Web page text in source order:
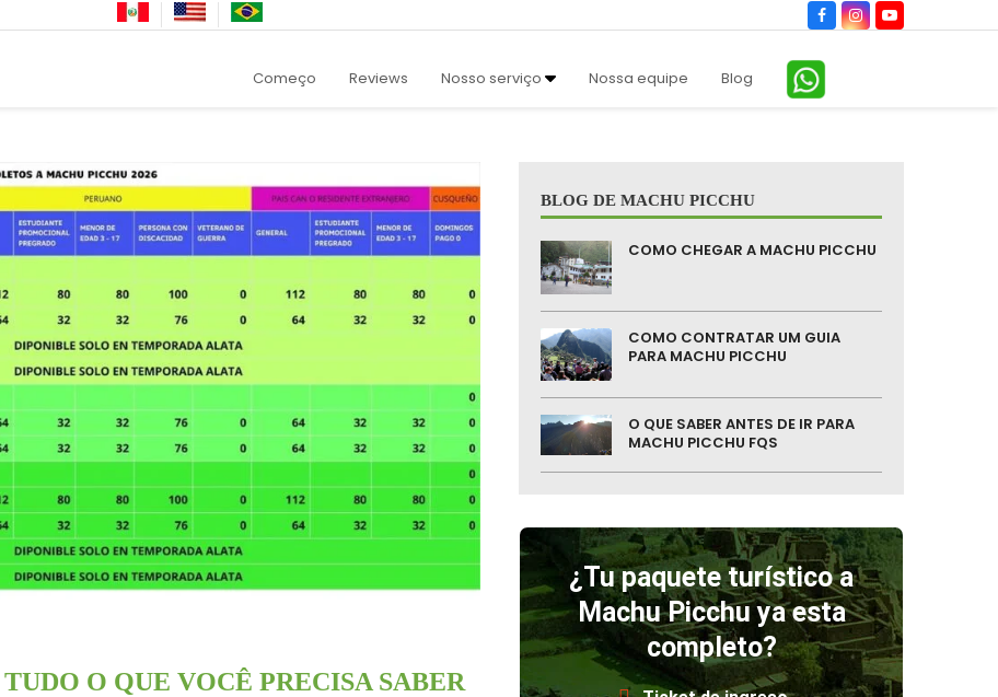
Facebook
Instagram
YouTube
Começo Reviews Nosso serviço Nossa equipe Blog
O QUE VOCÊ PRECISA SABER
BLOG DE MACHU PICCHU
COMO CHEGAR A MACHU PICCHU
COMO CONTRATAR UM GUIA
PARA MACHU PICCHU
O QUE SABER ANTES DE IR PARA
MACHU PICCHU FQS
¿Tu paquete turístico a
Machu Picchu ya esta
completo?